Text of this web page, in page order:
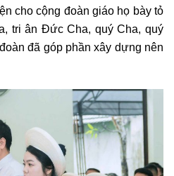
cho cộng đoàn giáo họ bày tỏ
tri ân Đức Cha, quý Cha, quý
đã góp phần xây dựng nên